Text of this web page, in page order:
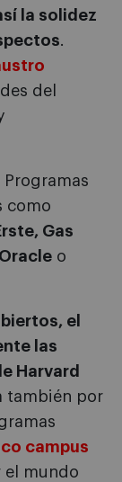
la solidez
.
del
Programas
como
Gas
o
el
las
Harvard
también por
campus
el mundo